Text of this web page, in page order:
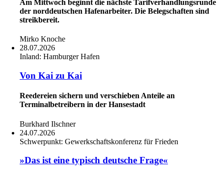
Am Mittwoch beginnt die nächste Tarifverhandlungsrunde
der norddeutschen Hafenarbeiter. Die Belegschaften sind
streikbereit.
Mirko Knoche
28.07.2026
Inland: Hamburger Hafen
Von Kai zu Kai
Reedereien sichern und verschieben Anteile an
Terminalbetreibern in der Hansestadt
Burkhard Ilschner
24.07.2026
Schwerpunkt: Gewerkschaftskonferenz für Frieden
»Das ist eine typisch deutsche Frage«